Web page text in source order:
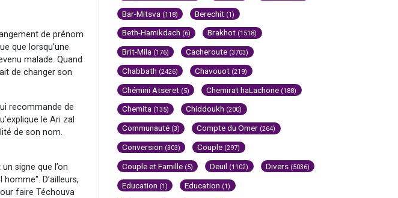
de prénom
que lorsqu’une
malade. Quand
de changer son
recommande de
le Ari zal
de son nom.
signe que l’on
D’ailleurs,
faire Téchouva
Bar-Mitsva (118) Berechit (1)
Beth-Hamikdach (6) Brakhot (1518)
Brit-Mila (176) Cacheroute (3703)
Chabbath (2426) Chavouot (219)
Chémini Atseret (5) Chemirat haLachone (188)
Chemita (135) Chiddoukh (200)
Communauté (3) Compte du Omer (264)
Conversion (303) Couple (297)
Couple et Famille (5) Deuil (1102) Divers (5036)
Education (1) Education (1)